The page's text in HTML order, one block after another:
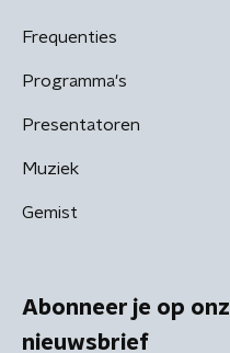
Frequenties
Programma's
Presentatoren
Muziek
Gemist
Abonneer je op
nieuwsbrief